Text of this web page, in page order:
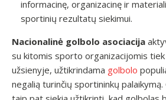
informacinę, organizacinę ir
sportinių rezultatų siekimui.
Nacionalinė golbolo asociacija
su kitomis sporto organizacijomis
užsienyje, užtikrindama golbolo
negalią turinčių sportininkų palaikymą.